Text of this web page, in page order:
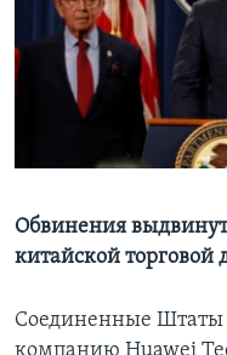
Learning English
СОЦИАЛЬНЫЕ СЕТИ
Языки
Обвинения
китайской торговой
Соединенные Штаты